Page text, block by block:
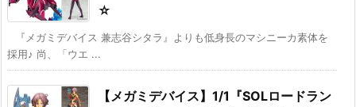
☆
『メガミデバイス 兼志谷シタラ』よりも低身長のマシニーカ素体を
採用♪ 尚、「ウエ ...
【メガミデバイス】1/1『SOLロードラン